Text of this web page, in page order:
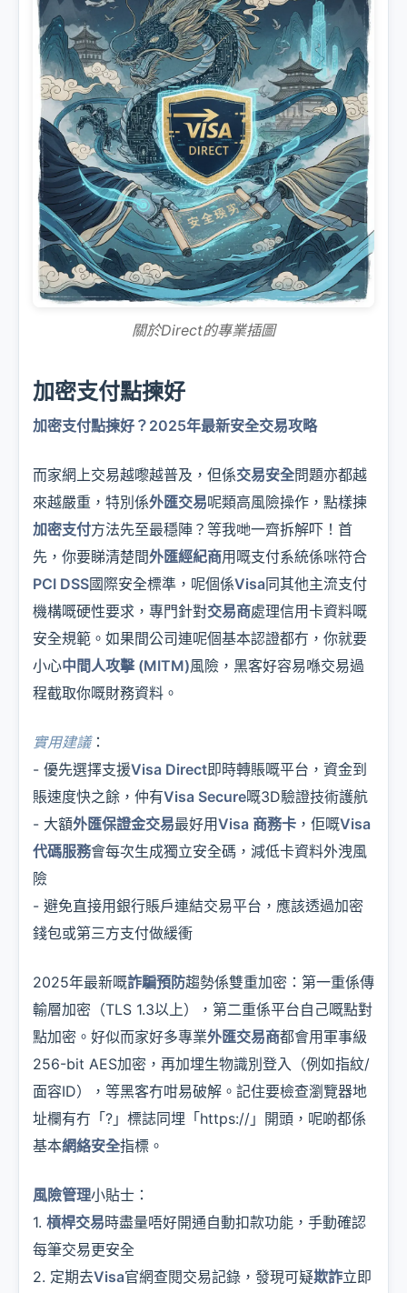
關於Direct的專業插圖
加密支付點揀好
加密支付點揀好？2025年最新安全交易攻略
而家網上交易越嚟越普及，但係交易安全問題亦都越
來越嚴重，特別係外匯交易呢類高風險操作，點樣揀
加密支付方法先至最穩陣？等我哋一齊拆解吓！首
先，你要睇清楚間外匯經紀商用嘅支付系統係咪符合
PCI DSS國際安全標準，呢個係Visa同其他主流支付
機構嘅硬性要求，專門針對交易商處理信用卡資料嘅
安全規範。如果間公司連呢個基本認證都冇，你就要
小心中間人攻擊 (MITM)風險，黑客好容易喺交易過
程截取你嘅財務資料。
實用建議：
- 優先選擇支援Visa Direct即時轉賬嘅平台，資金到
賬速度快之餘，仲有Visa Secure嘅3D驗證技術護航
- 大額外匯保證金交易最好用Visa 商務卡 ，佢嘅Visa
代碼服務會每次生成獨立安全碼，減低卡資料外洩風
險
- 避免直接用銀行賬戶連結交易平台，應該透過加密
錢包或第三方支付做緩衝
2025年最新嘅詐騙預防趨勢係雙重加密：第一重係傳
輸層加密（TLS 1.3以上），第二重係平台自己嘅點對
點加密。好似而家好多專業外匯交易商都會用軍事級
256-bit AES加密，再加埋生物識別登入（例如指紋/
面容ID），等黑客冇咁易破解。記住要檢查瀏覽器地
址欄有冇「?」標誌同埋「https://」開頭，呢啲都係
基本網絡安全指標。
風險管理小貼士：
1. 槓桿交易時盡量唔好開通自動扣款功能，手動確認
每筆交易更安全
2. 定期去Visa官網查閱交易記錄，發現可疑欺詐立即